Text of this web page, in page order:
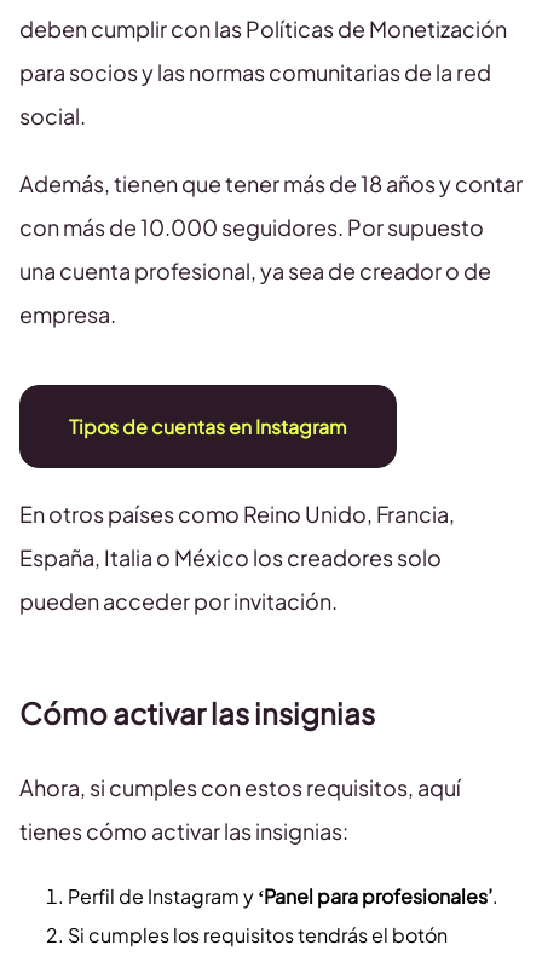
deben cumplir con las Políticas de Monetización
para socios y las normas comunitarias de la red
social.
Además, tienen que tener más de 18 años y contar
con más de 10.000 seguidores. Por supuesto
una cuenta profesional, ya sea de creador o de
empresa.
Tipos de cuentas en Instagram
En otros países como Reino Unido, Francia,
España, Italia o México los creadores solo
pueden acceder por invitación.
Cómo activar las insignias
Ahora, si cumples con estos requisitos, aquí
tienes cómo activar las insignias:
Perfil de Instagram y‘Panel para profesionales’.
Si cumples los requisitos tendrás el botón